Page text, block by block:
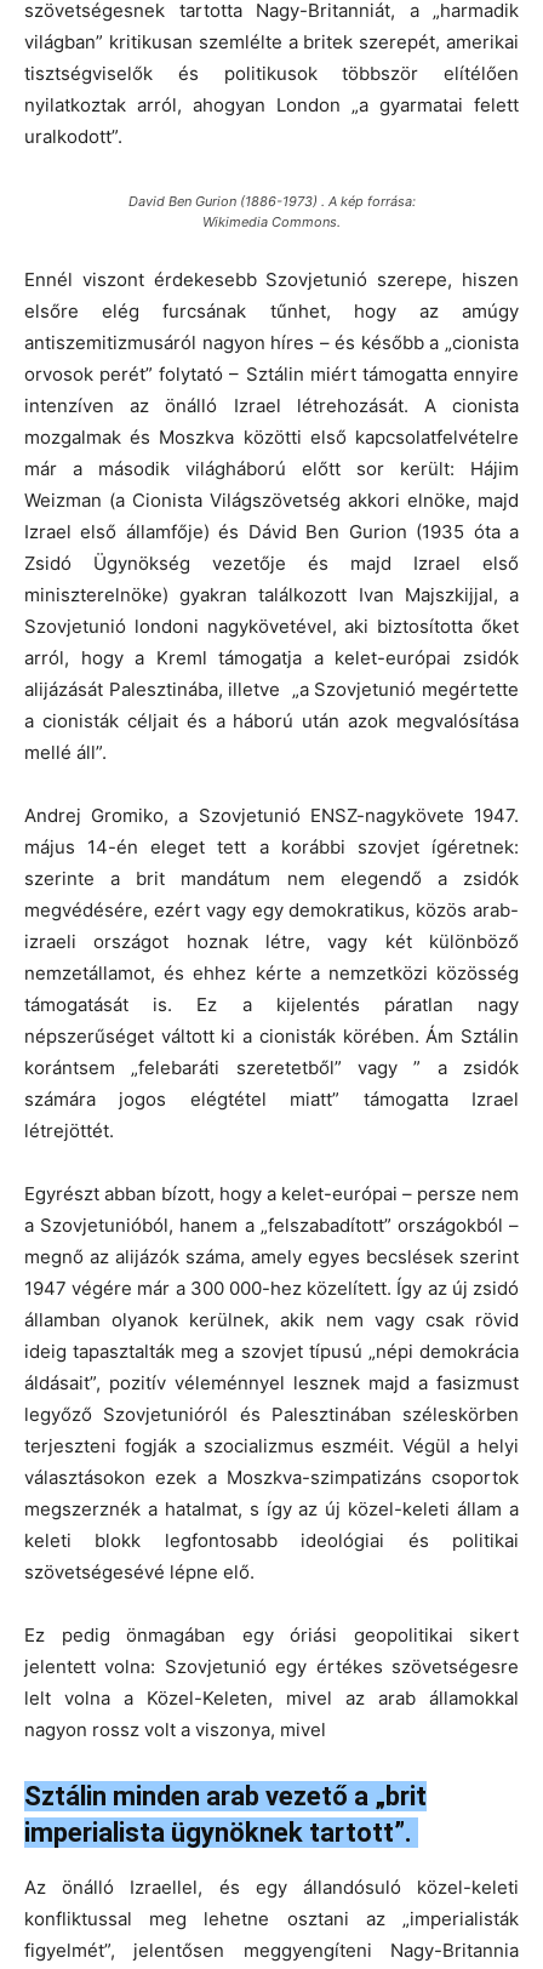
szövetségesnek tartotta Nagy-Britanniát, a „harmadik
világban” kritikusan szemlélte a britek szerepét, amerikai
tisztségviselők és politikusok többször elítélően
nyilatkoztak arról, ahogyan London „a gyarmatai felett
uralkodott”.
David Ben Gurion (1886-1973) . A kép forrása:
Wikimedia Commons.
Ennél viszont érdekesebb Szovjetunió szerepe, hiszen
elsőre elég furcsának tűnhet, hogy az amúgy
antiszemitizmusáról nagyon híres – és később a „cionista
orvosok perét” folytató – Sztálin miért támogatta ennyire
intenzíven az önálló Izrael létrehozását. A cionista
mozgalmak és Moszkva közötti első kapcsolatfelvételre
már a második világháború előtt sor került: Hájim
Weizman (a Cionista Világszövetség akkori elnöke, majd
Izrael első államfője) és Dávid Ben Gurion (1935 óta a
Zsidó Ügynökség vezetője és majd Izrael első
miniszterelnöke) gyakran találkozott Ivan Majszkijjal, a
Szovjetunió londoni nagykövetével, aki biztosította őket
arról, hogy a Kreml támogatja a kelet-európai zsidók
alijázását Palesztinába, illetve „a Szovjetunió megértette
a cionisták céljait és a háború után azok megvalósítása
mellé áll”.
Andrej Gromiko, a Szovjetunió ENSZ-nagykövete 1947.
május 14-én eleget tett a korábbi szovjet ígéretnek:
szerinte a brit mandátum nem elegendő a zsidók
megvédésére, ezért vagy egy demokratikus, közös arab-
izraeli országot hoznak létre, vagy két különböző
nemzetállamot, és ehhez kérte a nemzetközi közösség
támogatását is. Ez a kijelentés páratlan nagy
népszerűséget váltott ki a cionisták körében. Ám Sztálin
korántsem „felebaráti szeretetből” vagy ” a zsidók
számára jogos elégtétel miatt” támogatta Izrael
létrejöttét.
Egyrészt abban bízott, hogy a kelet-európai – persze nem
a Szovjetunióból, hanem a „felszabadított” országokból –
megnő az alijázók száma, amely egyes becslések szerint
1947 végére már a 300 000-hez közelített. Így az új zsidó
államban olyanok kerülnek, akik nem vagy csak rövid
ideig tapasztalták meg a szovjet típusú „népi demokrácia
áldásait”, pozitív véleménnyel lesznek majd a fasizmust
legyőző Szovjetunióról és Palesztinában széleskörben
terjeszteni fogják a szocializmus eszméit. Végül a helyi
választásokon ezek a Moszkva-szimpatizáns csoportok
megszerznék a hatalmat, s így az új közel-keleti állam a
keleti blokk legfontosabb ideológiai és politikai
szövetségesévé lépne elő.
Ez pedig önmagában egy óriási geopolitikai sikert
jelentett volna: Szovjetunió egy értékes szövetségesre
lelt volna a Közel-Keleten, mivel az arab államokkal
nagyon rossz volt a viszonya, mivel
Sztálin minden arab vezető a „brit
imperialista ügynöknek tartott”.
Az önálló Izraellel, és egy állandósuló közel-keleti
konfliktussal meg lehetne osztani az „imperialisták
figyelmét”, jelentősen meggyengíteni Nagy-Britannia